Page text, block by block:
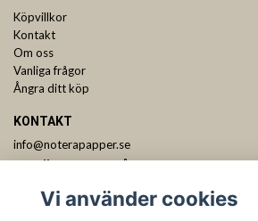
Köpvillkor
Kontakt
Om oss
Vanliga frågor
Ångra ditt köp
KONTAKT
info@noterapapper.se
Vi använder cookies